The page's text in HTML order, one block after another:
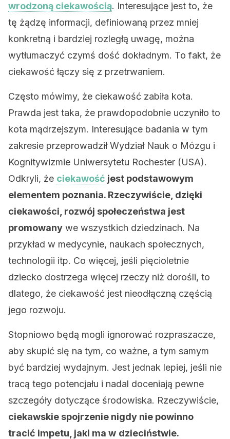
wrodzoną ciekawością. Interesujące jest to, że
tę żądzę informacji, definiowaną przez mniej
konkretną i bardziej rozległą uwagę, można
wytłumaczyć czymś dość dokładnym. To fakt, że
ciekawość łączy się z przetrwaniem.
Często mówimy, że ciekawość zabiła kota.
Prawda jest taka, że prawdopodobnie uczyniło to
kota mądrzejszym. Interesujące badania w tym
zakresie przeprowadził Wydział Nauk o Mózgu i
Kognitywizmie Uniwersytetu Rochester (USA).
Odkryli, że ciekawość jest podstawowym
elementem poznania. Rzeczywiście, dzięki
ciekawości, rozwój społeczeństwa jest
promowany we wszystkich dziedzinach. Na
przykład w medycynie, naukach społecznych,
technologii itp. Co więcej, jeśli pięcioletnie
dziecko dostrzega więcej rzeczy niż dorośli, to
dlatego, że ciekawość jest nieodłączną częścią
jego rozwoju.
Stopniowo będą mogli ignorować rozpraszacze,
aby skupić się na tym, co ważne, a tym samym
być bardziej wydajnym. Jest jednak lepiej, jeśli nie
tracą tego potencjału i nadal doceniają pewne
szczegóły dotyczące środowiska. Rzeczywiście,
ciekawskie spojrzenie nigdy nie powinno
tracić impetu, jaki ma w dzieciństwie.